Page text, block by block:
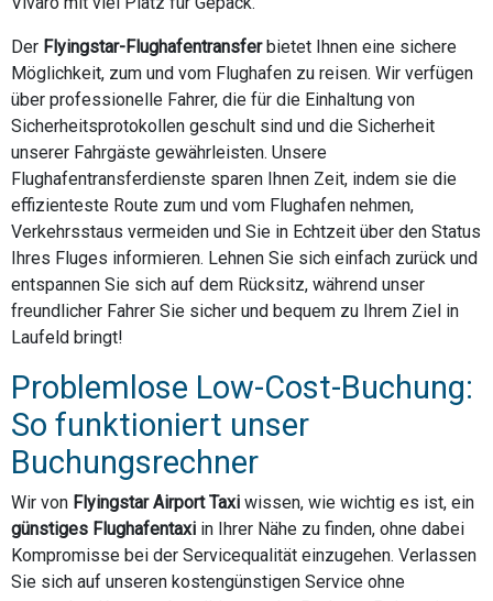
Der Flyingstar-Flughafentransferbietet Ihnen eine sichere
Möglichkeit, zum und vom Flughafen zu reisen. Wir verfügen
über professionelle Fahrer, die für die Einhaltung von
Sicherheitsprotokollen geschult sind und die Sicherheit
unserer Fahrgäste gewährleisten. Unsere
Flughafentransferdienste sparen Ihnen Zeit, indem sie die
effizienteste Route zum und vom Flughafen nehmen,
Verkehrsstaus vermeiden und Sie in Echtzeit über den Status
Ihres Fluges informieren. Lehnen Sie sich einfach zurück und
entspannen Sie sich auf dem Rücksitz, während unser
freundlicher Fahrer Sie sicher und bequem zu Ihrem Ziel in
Laufeld bringt!
Problemlose Low-Cost-Buchung:
So funktioniert unser
Buchungsrechner
Wir von Flyingstar Airport Taxi wissen, wie wichtig es ist, ein
günstiges Flughafentaxi in Ihrer Nähe zu finden, ohne dabei
Kompromisse bei der Servicequalität einzugehen. Verlassen
Sie sich auf unseren kostengünstigen Service ohne